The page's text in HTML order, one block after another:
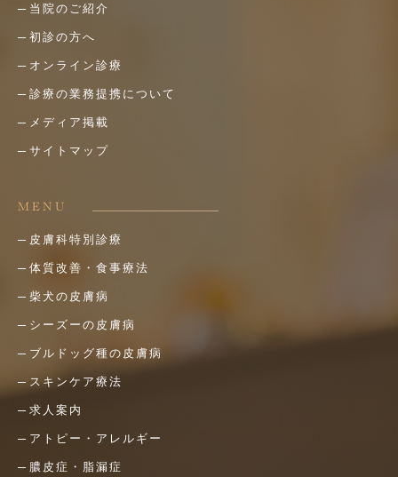
当院のご紹介
初診の方へ
オンライン診療
診療の業務提携について
メディア掲載
サイトマップ
MENU
皮膚科特別診療
体質改善・食事療法
柴犬の皮膚病
シーズーの皮膚病
ブルドッグ種の皮膚病
スキンケア療法
求人案内
アトピー・アレルギー
膿皮症・脂漏症